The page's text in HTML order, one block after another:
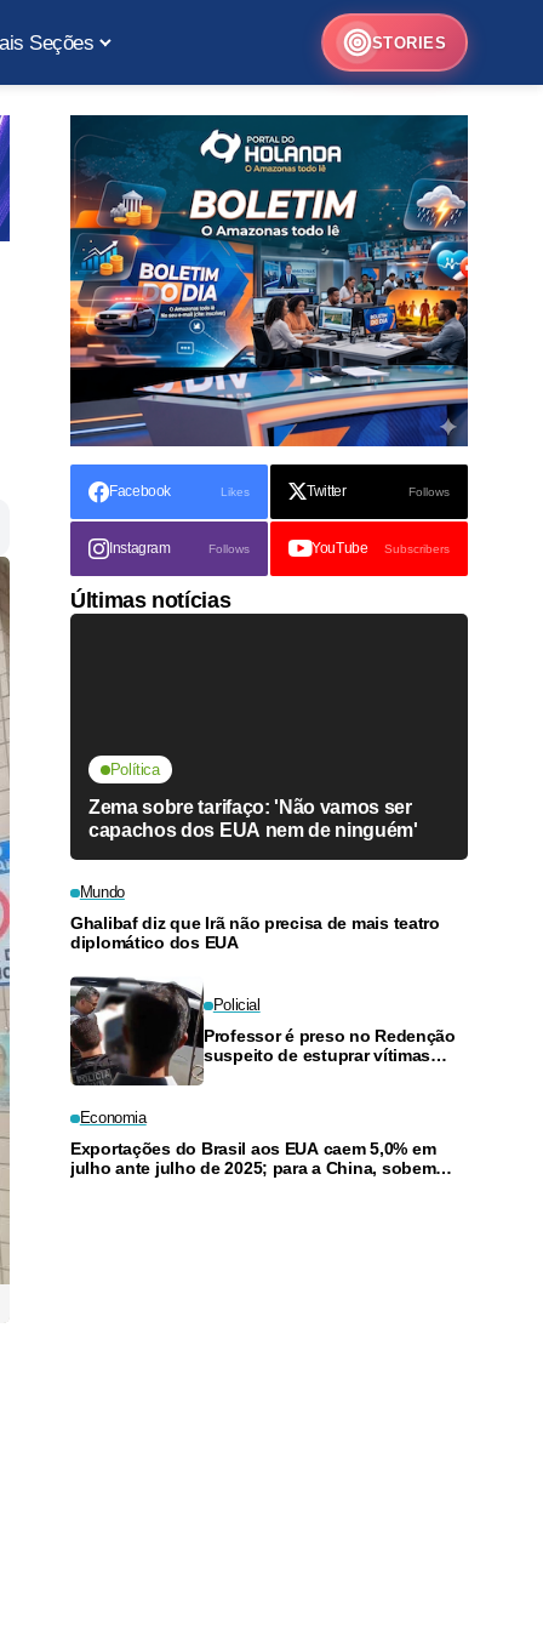
Seções STORIES
Facebook Likes Twitter Follows
Instagram Follows YouTube Subscribers
Últimas notícias
Política
Zema sobre tarifaço: 'Não vamos ser
capachos dos EUA nem de ninguém'
Mundo
Ghalibaf diz que Irã não precisa de mais teatro
diplomático dos EUA
Policial
Professor é preso no Redenção
suspeito de estuprar vítimas
Economia
Exportações do Brasil aos EUA caem 5,0% em
julho ante julho de 2025; para a China, sobem